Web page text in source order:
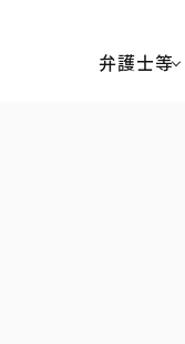
弁護士等